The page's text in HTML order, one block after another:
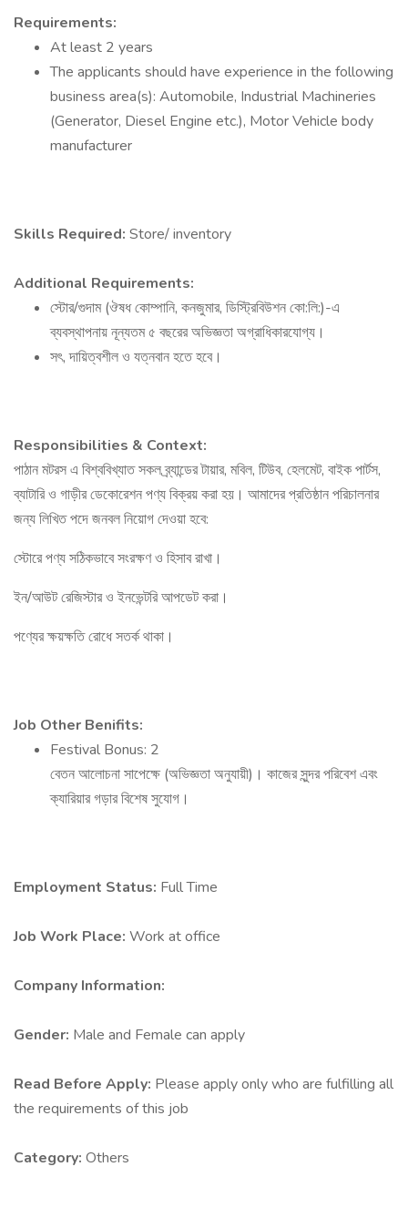
Requirements:
At least 2 years
The applicants should have experience in the following
business area(s): Automobile, Industrial Machineries
(Generator, Diesel Engine etc.), Motor Vehicle body
manufacturer
Skills Required: Store/ inventory
Additional Requirements:
স্টোর/গুদাম (ঔষধ কোম্পানি, কনজুমার, ডিস্ট্রিবিউশন কো:লি:)-এ
ব্যবস্থাপনায় নূন্যতম ৫ বছরের অভিজ্ঞতা অগ্রাধিকারযোগ্য।
সৎ, দায়িত্বশীল ও যত্নবান হতে হবে।
Responsibilities & Context:
পাঠান মটরস এ বিশ্ববিখ্যাত সকল ব্র্যান্ডের টায়ার, মবিল, টিউব, হেলমেট, বাইক পার্টস,
ব্যাটারি ও গাড়ীর ডেকোরেশন পণ্য বিক্রয় করা হয়। আমাদের প্রতিষ্ঠান পরিচালনার
জন্য লিখিত পদে জনবল নিয়োগ দেওয়া হবে:
স্টোরে পণ্য সঠিকভাবে সংরক্ষণ ও হিসাব রাখা।
ইন/আউট রেজিস্টার ও ইনভেন্টরি আপডেট করা।
পণ্যের ক্ষয়ক্ষতি রোধে সতর্ক থাকা।
Job Other Benifits:
Festival Bonus: 2
বেতন আলোচনা সাপেক্ষে (অভিজ্ঞতা অনুযায়ী)। কাজের সুন্দর পরিবেশ এবং
ক্যারিয়ার গড়ার বিশেষ সুযোগ।
Employment Status: Full Time
Job Work Place: Work at office
Company Information:
Gender: Male and Female can apply
Read Before Apply: Please apply only who are fulfilling all
the requirements of this job
Category: Others